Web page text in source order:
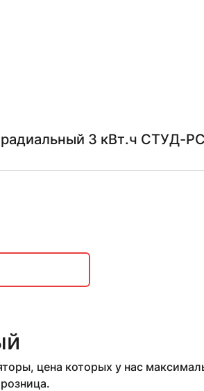
3 кВт.ч СТУД-
цена которых у нас